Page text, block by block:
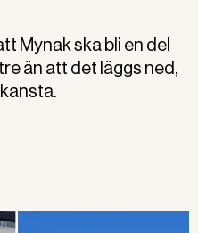
Mynak ska bli en del
än att det läggs ned,